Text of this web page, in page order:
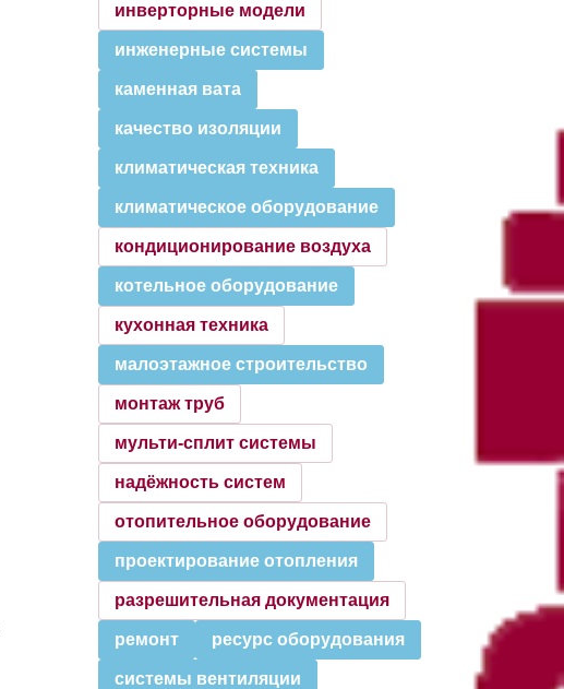
инверторные модели
инженерные системы
каменная вата
качество изоляции
климатическая техника
климатическое оборудование
кондиционирование воздуха
котельное оборудование
кухонная техника
малоэтажное строительство
монтаж труб
мульти-сплит системы
надёжность систем
отопительное оборудование
проектирование отопления
разрешительная документация
ремонт ресурс оборудования
системы вентиляции